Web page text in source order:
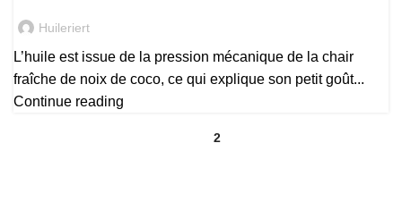
Huileriert
L’huile est issue de la pression mécanique de la chair
fraîche de noix de coco, ce qui explique son petit goût...
Continue reading
2